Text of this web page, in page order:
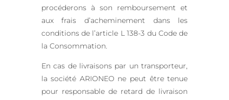
procéderons à son remboursement et
aux frais d’acheminement dans les
conditions de l’article L 138-3 du Code de
la Consommation.
En cas de livraisons par un transporteur,
la société ARIONEO ne peut être tenue
pour responsable de retard de livraison